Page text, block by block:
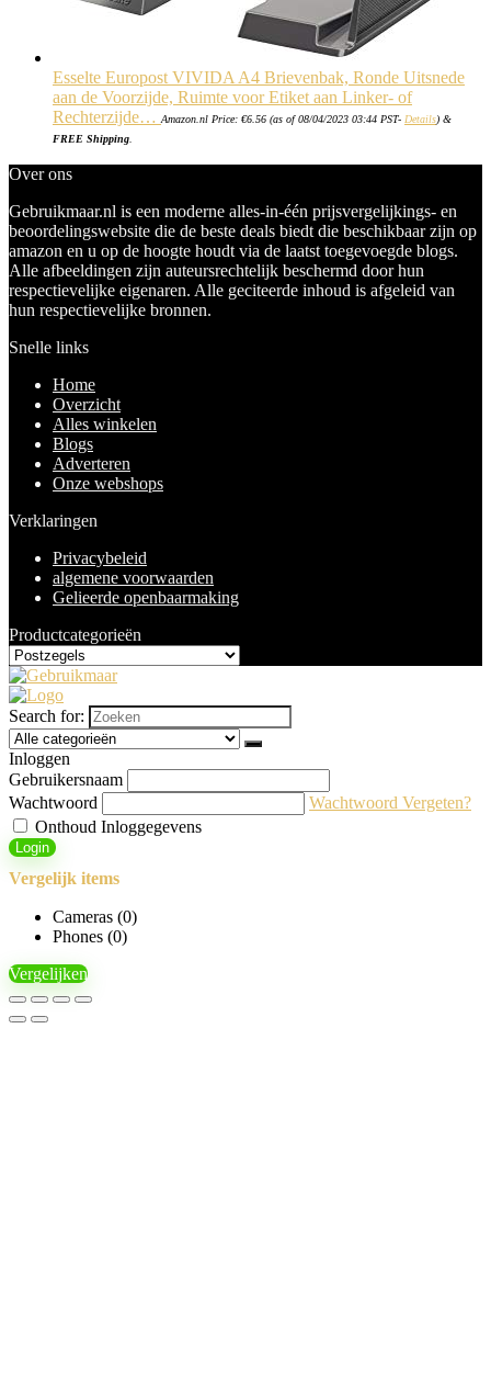
Esselte Europost VIVIDA A4 Brievenbak, Ronde Uitsnede
aan de Voorzijde, Ruimte voor Etiket aan Linker- of
Rechterzijde… Amazon.nl Price: €6.56 (as of 08/04/2023 03:44 PST- Details) &
FREE Shipping
Over ons
Gebruikmaar.nl is een moderne alles-in-één prijsvergelijkings- en
beoordelingswebsite die de beste deals biedt die beschikbaar zijn op
amazon en u op de hoogte houdt via de laatst toegevoegde blogs.
Alle afbeeldingen zijn auteursrechtelijk beschermd door hun
respectievelijke eigenaren. Alle geciteerde inhoud is afgeleid van
hun respectievelijke bronnen.
Snelle links
Home
Overzicht
Alles winkelen
Blogs
Adverteren
Onze webshops
Verklaringen
Privacybeleid
algemene voorwaarden
Gelieerde openbaarmaking
Productcategorieën
Search for:
Inloggen
Gebruikersnaam
Wachtwoord
Wachtwoord Vergeten?
Onthoud Inloggegevens
Login
Vergelijk items
Cameras (0)
Phones (0)
Vergelijken